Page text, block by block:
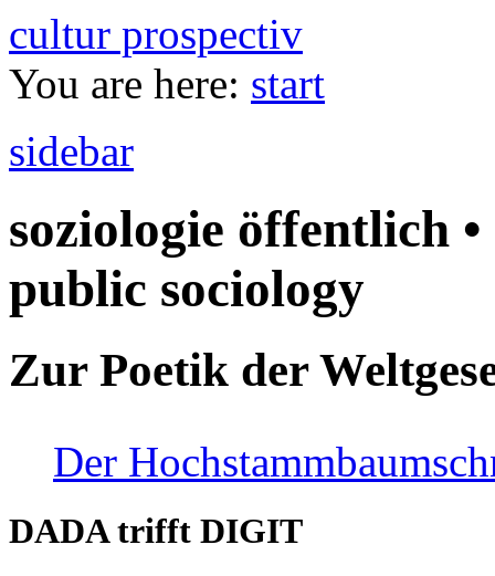
cultur prospectiv
You are here: start
sidebar
soziologie öffentlich
public sociology
Zur Poetik der
Der
DADA trifft DIGIT